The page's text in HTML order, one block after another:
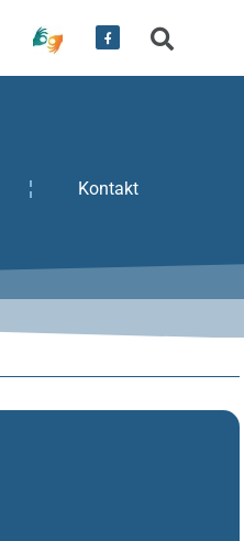
Kontakt